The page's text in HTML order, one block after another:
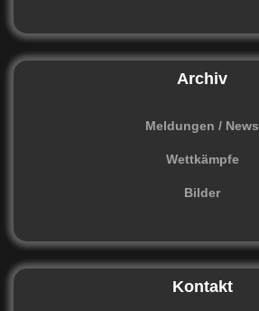
Archiv
Meldungen / News
Wettkämpfe
Bilder
Kontakt